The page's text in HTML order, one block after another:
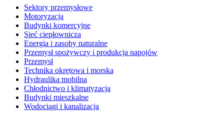
Sektory przemysłowe
Motoryzacja
Budynki komercyjne
Sieć ciepłownicza
Energia i zasoby naturalne
Przemysł spożywczy i produkcja napojów
Przemysł
Technika okrętowa i morska
Hydraulika mobilna
Chłodnictwo i klimatyzacja
Budynki mieszkalne
Wodociągi i kanalizacja